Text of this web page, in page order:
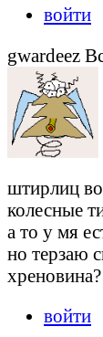
войти
gwardeez
штирлиц
колесные
а то у мя
но терзаю
войти